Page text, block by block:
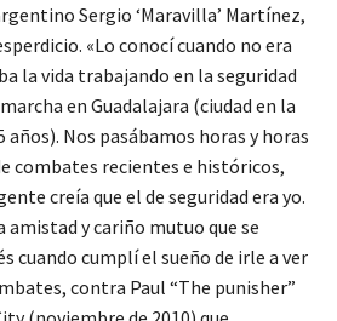
Sergio ‘Maravilla’ Martínez,
«Lo conocí cuando no era
la vida trabajando en la seguridad
en Guadalajara (ciudad en la
años). Nos pasábamos horas y horas
combates recientes e históricos,
creía que el de seguridad era yo.
amistad y cariño mutuo que se
cuando cumplí el sueño de irle a ver
contra Paul “The punisher”